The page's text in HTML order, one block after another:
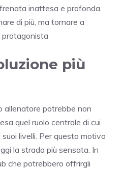
inattesa e profonda.
di più, ma tornare a
più
allenatore potrebbe non
quel ruolo centrale di cui
livelli. Per questo motivo
la strada più sensata. In
che potrebbero offrirgli